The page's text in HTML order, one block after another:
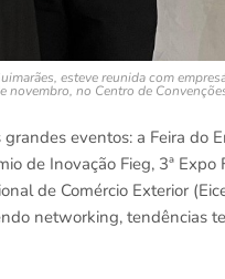
esteve reunida com
novembro, no Centro de
eventos: a Feira do
de Inovação Fieg, 3ª Expo
de Comércio Exterior
networking, tendências